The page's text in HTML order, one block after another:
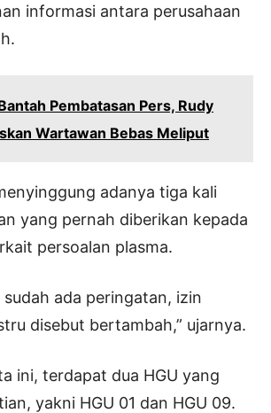
informasi antara perusahaan
Pembatasan Pers, Rudy
Wartawan Bebas Meliput
adanya tiga kali
yang pernah diberikan kepada
persoalan plasma.
sudah ada peringatan, izin
disebut bertambah,” ujarnya.
ini, terdapat dua HGU yang
yakni HGU 01 dan HGU 09.